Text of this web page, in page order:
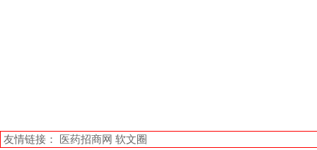
友情链接： 医药招商网 软文圈